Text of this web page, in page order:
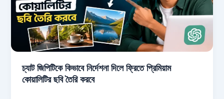
চ্যাট জিপিটিকে কিভাবে নির্দেশনা দিলে ফ্রিতে প্রিমিয়াম
কোয়ালিটির ছবি তৈরি করবে